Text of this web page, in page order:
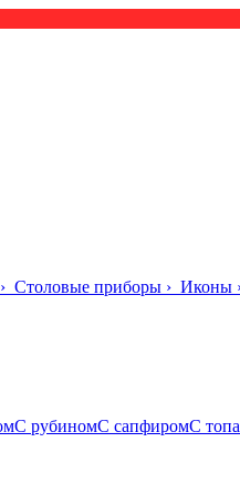
› Столовые приборы › Иконы
С рубиномС сапфиромС